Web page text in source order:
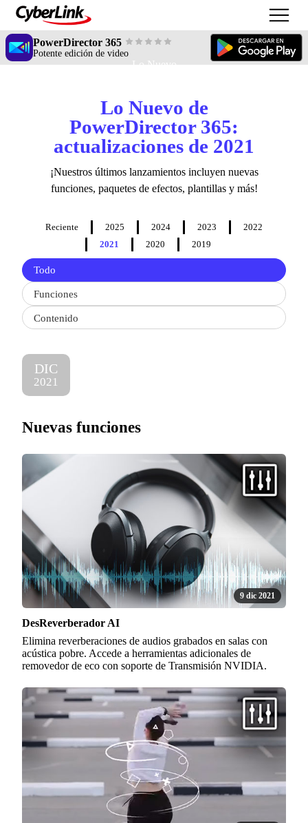
PowerDirector 365
Potente edición de video
Lo Nuevo
Lo Nuevo de
PowerDirector 365:
actualizaciones de 2021
¡Nuestros últimos lanzamientos incluyen nuevas
funciones, paquetes de efectos, plantillas y más!
Reciente 2025 2024 2023
2022
2021
2020 2019
Filter
updates
by
type
Todo
Funciones
Contenido
DIC
2021
Nuevas funciones
9 dic 2021
DesReverberador AI
Elimina reverberaciones de audios grabados en salas con
acústica pobre. Accede a herramientas adicionales de
removedor de eco con soporte de Transmisión NVIDIA.